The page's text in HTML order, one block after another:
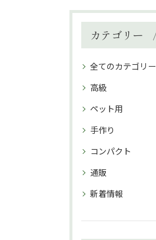
カテゴリー
全てのカテゴリー
高級
ペット用
手作り
コンパクト
通販
新着情報